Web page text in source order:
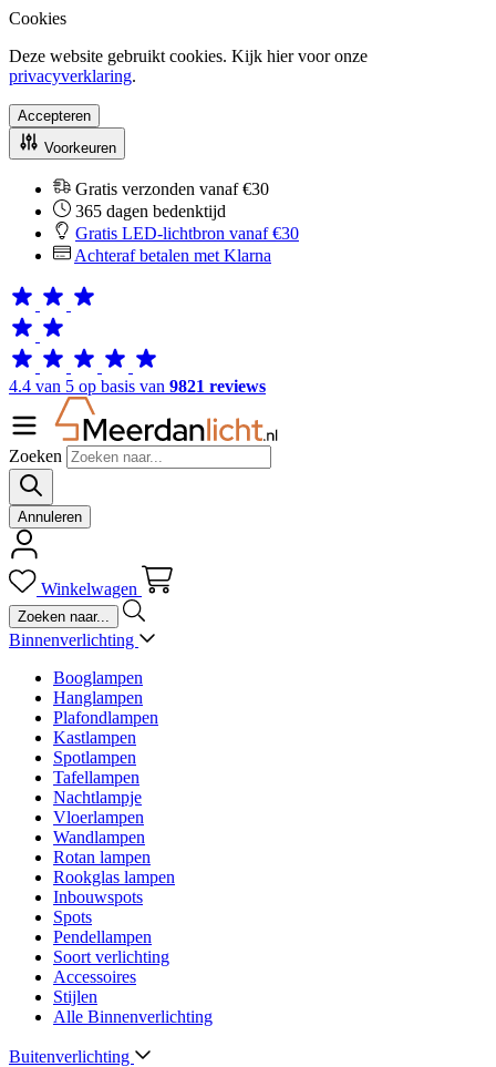
Cookies
Deze website gebruikt cookies. Kijk hier voor onze
privacyverklaring.
Accepteren
Voorkeuren
Gratis verzonden vanaf €30
365 dagen bedenktijd
Gratis LED-lichtbron vanaf €30
Achteraf betalen met Klarna
4.4 van 5 op basis van 9821 reviews
Zoeken
Annuleren
Winkelwagen
Binnenverlichting
Booglampen
Hanglampen
Plafondlampen
Kastlampen
Spotlampen
Tafellampen
Nachtlampje
Vloerlampen
Wandlampen
Rotan lampen
Rookglas lampen
Inbouwspots
Spots
Pendellampen
Soort verlichting
Accessoires
Stijlen
Alle Binnenverlichting
Buitenverlichting